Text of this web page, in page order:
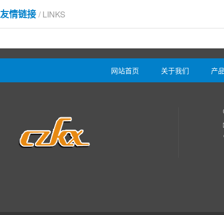
友情链接 / LINKS
网站首页 关于我们 产